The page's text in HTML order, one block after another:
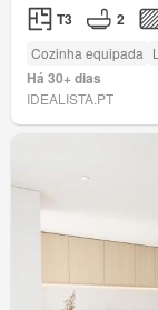
T3 2
Cozinha equipada
Há 30+ dias
IDEALISTA.PT